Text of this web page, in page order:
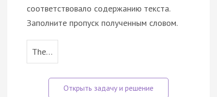
соответствовало содержанию текста.
Заполните пропуск полученным словом.
The…